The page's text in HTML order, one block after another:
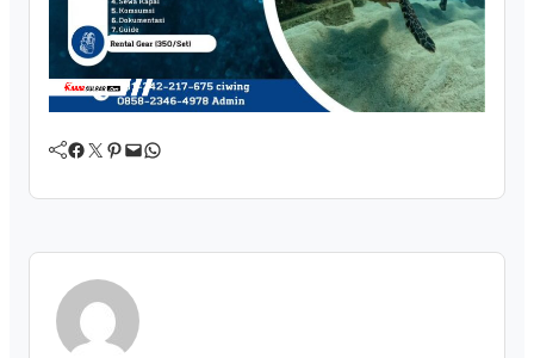
Facebook Twitter Pinterest Mail WhatsApp